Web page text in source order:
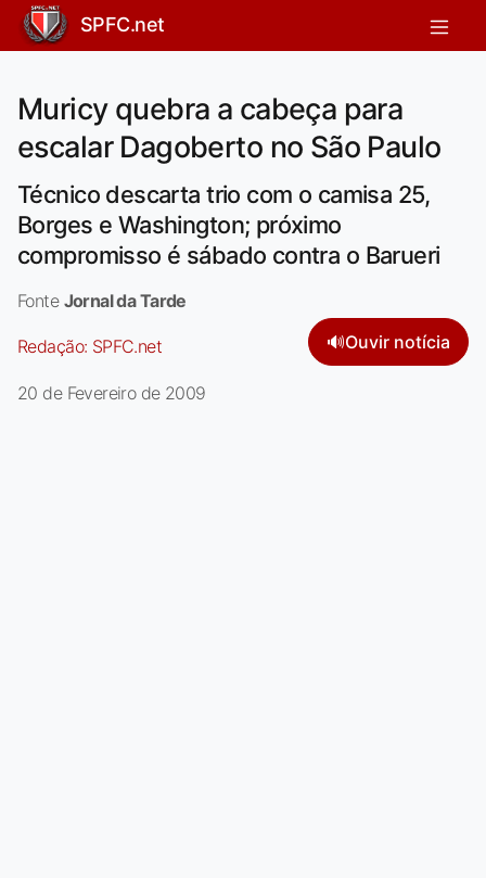
SPFC.net
Muricy quebra a cabeça para
escalar Dagoberto no São Paulo
Técnico descarta trio com o camisa 25,
Borges e Washington; próximo
compromisso é sábado contra o Barueri
Fonte Jornal da Tarde
Redação: SPFC.net 🔊Ouvir notícia
20 de Fevereiro de 2009